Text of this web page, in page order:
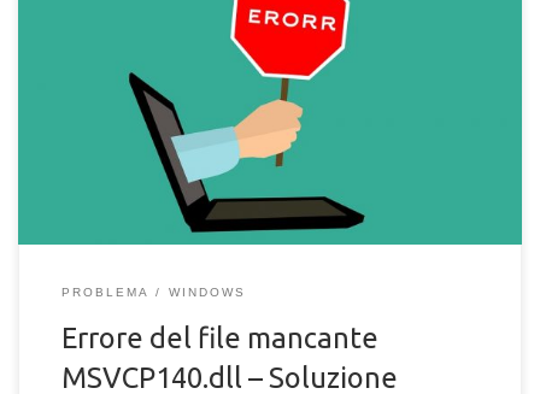
Stai provando ad eseguire uno specifico software sul tuo PC
Windows ma si presente l’errore del file mancante
MSVCP140.dll e non sai come risolvere? Non riesci ad avviare
un programma sul computer per via del file MSCVP140.dll
assente e stai cercando in tutti i modi la soluzione? Risolvere
l’errore del file MSVCP140.dll mancante Che tu sia uno
smanettone del PC […]
PROBLEMA WINDOWS
Errore del file mancante
MSVCP140.dll – Soluzione